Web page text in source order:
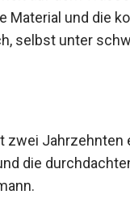
Material und die
selbst unter
zwei Jahrzehnten
die